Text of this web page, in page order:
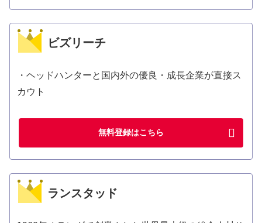
ビズリーチ
・ヘッドハンターと国内外の優良・成長企業が直接ス
カウト
無料登録はこちら
ランスタッド